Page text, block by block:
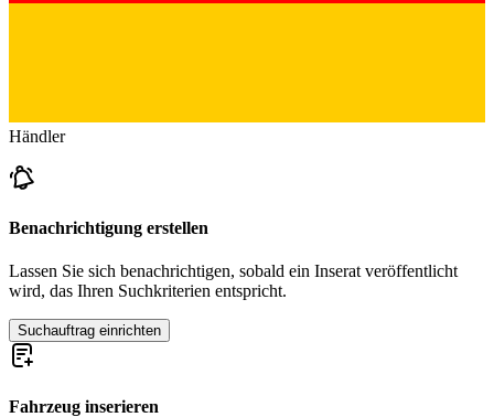
Händler
Benachrichtigung erstellen
Lassen Sie sich benachrichtigen, sobald ein Inserat veröffentlicht
wird, das Ihren Suchkriterien entspricht.
Suchauftrag einrichten
Fahrzeug inserieren